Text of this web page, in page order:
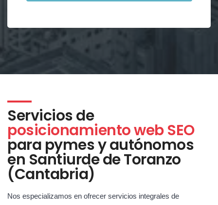
Servicios de
posicionamiento web SEO
para pymes y autónomos
en Santiurde de Toranzo
(Cantabria)
Nos especializamos en ofrecer servicios integrales de